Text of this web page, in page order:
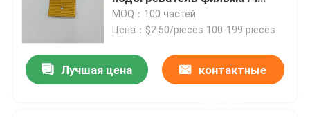
Polyimide для индикатора СИД
MOQ：100 частей
Цена：$2.50/pieces 100-199 pieces
Лучшая цена контактные